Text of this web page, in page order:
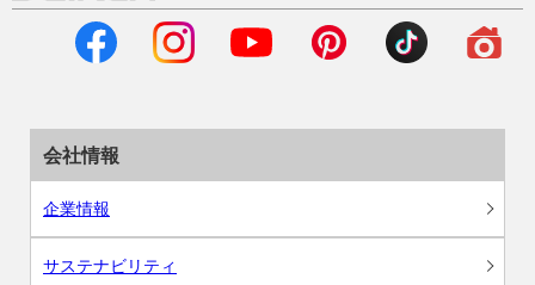
会社情報
企業情報
サステナビリティ